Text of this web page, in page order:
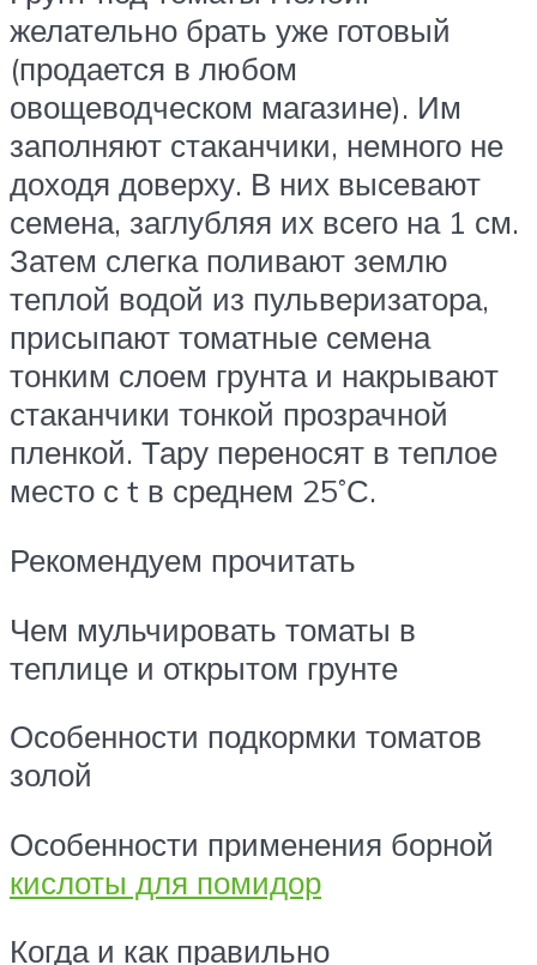
желательно брать уже готовый
(продается в любом
овощеводческом магазине). Им
заполняют стаканчики, немного не
доходя доверху. В них высевают
семена, заглубляя их всего на 1 см.
Затем слегка поливают землю
теплой водой из пульверизатора,
присыпают томатные семена
тонким слоем грунта и накрывают
стаканчики тонкой прозрачной
пленкой. Тару переносят в теплое
место с t в среднем 25˚С.
Рекомендуем прочитать
Чем мульчировать томаты в
теплице и открытом грунте
Особенности подкормки томатов
золой
Особенности применения борной
кислоты для помидор
Когда и как правильно